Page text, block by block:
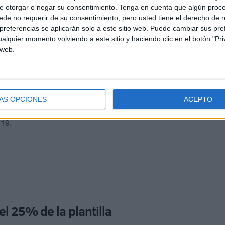
otorgar o negar su consentimiento. Tenga en cuenta que algún
no requerir de su consentimiento, pero usted tiene el derecho de
se aplicarán solo a este sitio web. Puede cambiar sus
momento volviendo a este sitio y haciendo clic en el botón
OPCIONES ACEPTO
modelo de oposición no sirve y hay que cambiarlo”.
en el primer examen, la parte práctica. Por ello
a la función pública “con rigor y seriedad”.
un sistema transitorio como el que se realizó
sino que “los tribunales juzguen de forma
del Gobierno que la nota se calcule como la suma
al principio. Una exigencia que el pasado año no
25% de la plantilla